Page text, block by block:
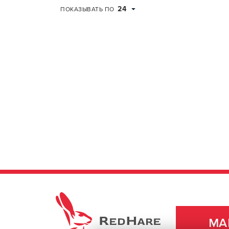
ПОКАЗЫВАТЬ ПО 24
REDHARE